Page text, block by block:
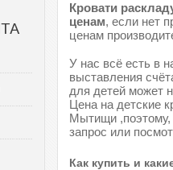
Кровати
ценам, если нет
ценам
У нас всё есть в
выставления
для детей может
Цена на детские
Мытищи ,поэтому,
запрос или
Как купить и